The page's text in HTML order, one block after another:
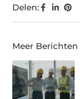
Delen:
Meer Berichten